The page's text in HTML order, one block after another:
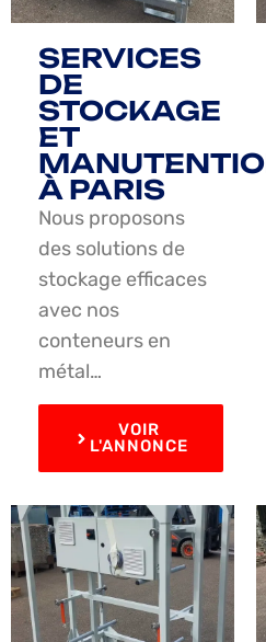
SERVICES
DE
STOCKAGE
ET
À PARIS
Nous proposons
des solutions de
stockage efficaces
avec nos
conteneurs en
métal…
VOIR
L'ANNONCE